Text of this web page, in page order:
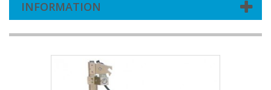
INFORMATION